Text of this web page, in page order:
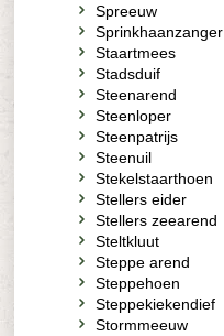
Spreeuw
Sprinkhaanzanger
Staartmees
Stadsduif
Steenarend
Steenloper
Steenpatrijs
Steenuil
Stekelstaarthoen
Stellers eider
Stellers zeearend
Steltkluut
Steppe arend
Steppehoen
Steppekiekendief
Stormmeeuw